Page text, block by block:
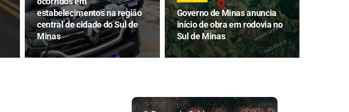
estabelecimentos na região
central de cidade do Sul de
Minas
Governo de Minas anuncia
início de obra em rodovia no
Sul de Minas